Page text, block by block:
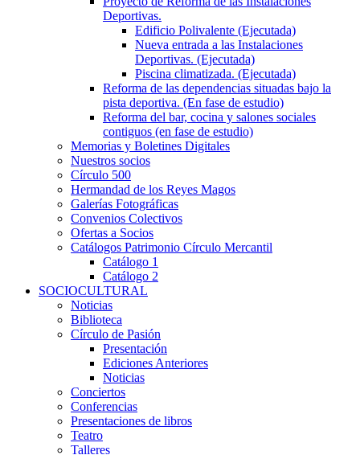
Deportivas.
Edificio Polivalente (Ejecutada)
Nueva entrada a las Instalaciones
Deportivas. (Ejecutada)
Piscina climatizada. (Ejecutada)
Reforma de las dependencias situadas bajo la
pista deportiva. (En fase de estudio)
Reforma del bar, cocina y salones sociales
contiguos (en fase de estudio)
Memorias y Boletines Digitales
Nuestros socios
Círculo 500
Hermandad de los Reyes Magos
Galerías Fotográficas
Convenios Colectivos
Ofertas a Socios
Catálogos Patrimonio Círculo Mercantil
Catálogo 1
Catálogo 2
SOCIOCULTURAL
Noticias
Biblioteca
Círculo de Pasión
Presentación
Ediciones Anteriores
Noticias
Conciertos
Conferencias
Presentaciones de libros
Teatro
Talleres